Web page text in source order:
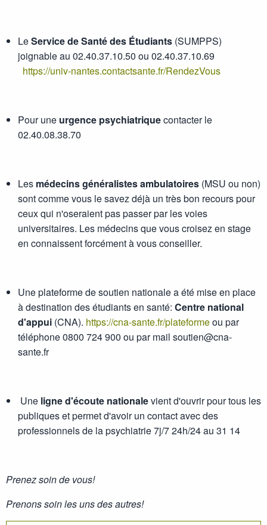
LeService de Santé des Étudiants (SUMPPS)
joignable au 02.40.37.10.50 ou 02.40.37.10.69
https://univ-nantes.contactsante.fr/RendezVous
Pour une urgence psychiatriquecontacter le
02.40.08.38.70
Les médecins généralistes ambulatoires (MSU ou non)
sont comme vous le savez déjà un très bon recours pour
ceux qui n'oseraient pas passer par les voies
universitaires. Les médecins que vous croisez en stage
en connaissent forcément à vous conseiller.
Une plateforme de soutien nationale a été mise en place
à destination des étudiants en santé: Centre national
d'appui (CNA). https://cna-sante.fr/plateformeou par
téléphone 0800 724 900 ou par mail soutien@cna-
sante.fr
Une ligne d'écoute nationalevient d'ouvrir pour tous les
publiques et permet d'avoir un contact avec des
professionnels de la psychiatrie 7j/7 24h/24 au 31 14
Prenez soin de vous!
Prenons soin les uns des autres!